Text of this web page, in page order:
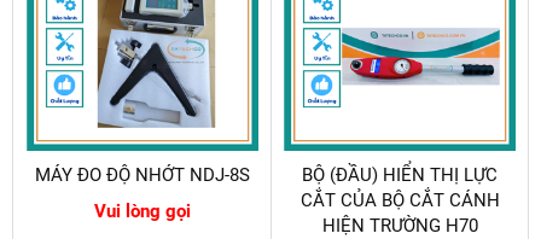
MÁY ĐO ĐỘ NHỚT NDJ-8S
Vui lòng gọi
BỘ (ĐẦU) HIỂN THỊ LỰC
CẮT CỦA BỘ CẮT CÁNH
HIỆN TRƯỜNG H70